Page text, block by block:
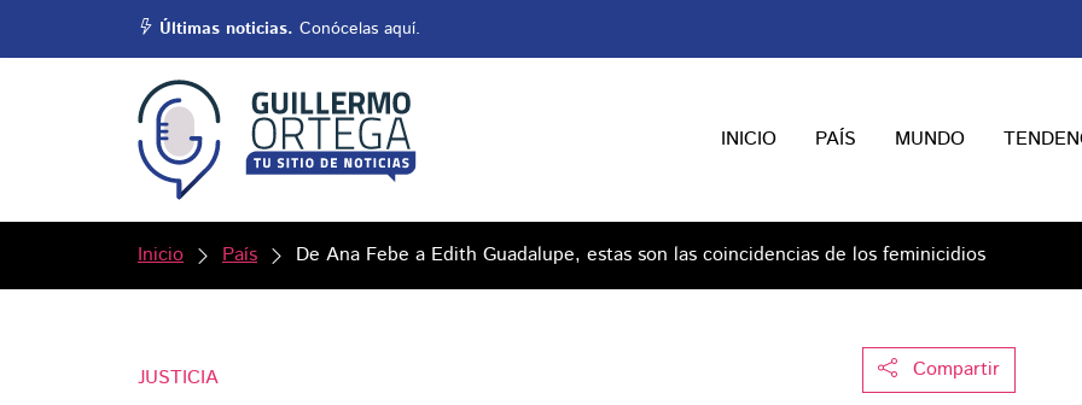
Últimas noticias. Conócelas aquí.
INICIO PAÍS MUNDO
Inicio País De Ana Febe a Edith Guadalupe, estas son las coincidencias de los feminicidios
Compartir
JUSTICIA